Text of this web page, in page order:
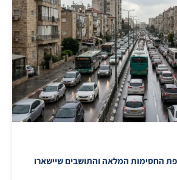
החסימות המלאה והתושבים שיישארו